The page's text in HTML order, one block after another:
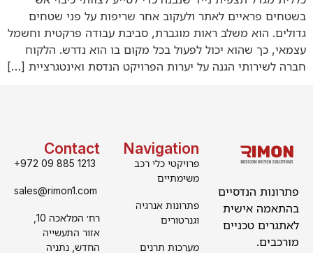
בשטחים פראיים לאתר ולעקוב אחר שריפות על פני שטחים
גדולים. הוא משלב ראות מוגברת, סביבת עבודה פרקטית וחשמל
עצמאי, כך שהוא יכול לפעול בכל מקום בו הוא נדרש. הלקוח
חברה לשירותי הגנה על יערות הפרויקט הנדסת ואינטגרציית […]
Contact
+972 09 885 1213
sales@rimon1.com
אזור התעשייה
החדש, נתניה
Navigation
פרויקטי כלי רכב
משימתיים
פתרונות אנרגיה
וגנרטורים
מערכות תרנים
פתרונות הנדסיים
בהתאמה אישית
לאתגרים טכניים
מורכבים.